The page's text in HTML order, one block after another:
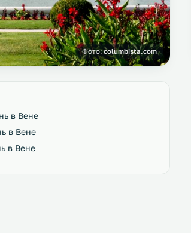
Фото:columbista.com
в Вене
в Вене
в Вене